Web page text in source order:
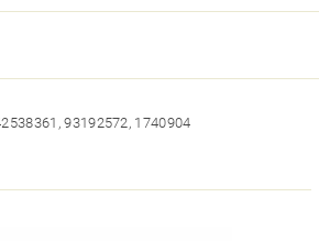
93192572, 1740904